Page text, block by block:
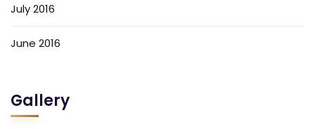
July 2016
June 2016
Gallery